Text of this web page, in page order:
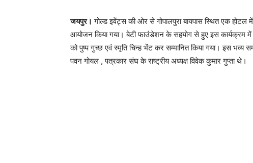
जयपुर। गोल्ड इवेंट्स की ओर से गोपालपुरा बायपास स्थित एक
आयोजन किया गया। बेटी फाउंडेशन के सहयोग से हुए इस कार्यक्रम में
को पुष्प गुच्छ एवं स्मृति चिन्ह भेंट कर सम्मानित किया गया। इस भव्य
पवन गोयल , पत्रकार संघ के राष्ट्रीय अध्यक्ष विवेक कुमार गुप्ता थे।